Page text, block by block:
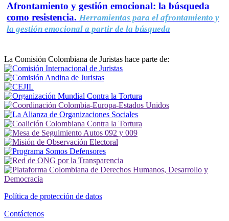
Afrontamiento y gestión emocional: la búsqueda
como resistencia. Herramientas para el afrontamiento y
la gestión emocional a partir de la búsqueda
La Comisión Colombiana de Juristas hace parte de:
Política de protección de datos
Contáctenos